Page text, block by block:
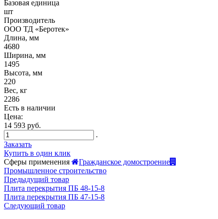
Базовая единица
шт
Производитель
ООО ТД «Беротек»
Длина, мм
4680
Ширина, мм
1495
Высота, мм
220
Вес, кг
2286
Есть в наличии
Цена:
14 593 руб.
.
Заказать
Купить в один клик
Сферы применения
Гражданское домостроение
Промышленное строительство
Предыдущий товар
Плита перекрытия ПБ 48-15-8
Плита перекрытия ПБ 47-15-8
Следующий товар